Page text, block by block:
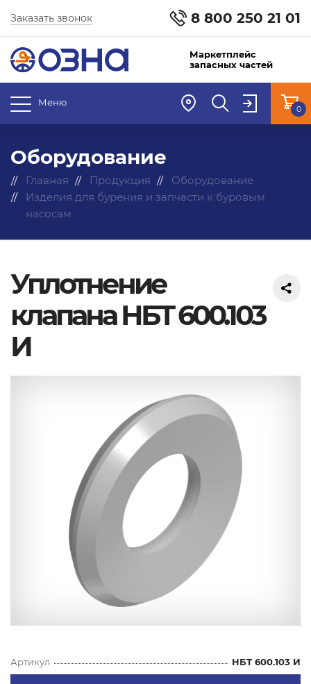
8 800 250 21 01
Заказать звонок
Маркетплейс
запасных частей
Меню
0
Оборудование
Главная Продукция
Оборудование
Изделия для бурения и запчасти к буровым
насосам
Уплотнение
клапана НБТ 600.103
И
Артикул НБТ 600.103 И